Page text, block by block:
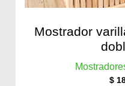
Mostrador
$